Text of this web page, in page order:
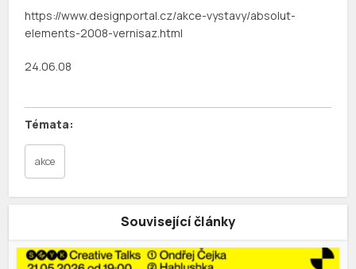
https://www.designportal.cz/akce-vystavy/absolut-
elements-2008-vernisaz.html
24.06.08
akce
Související články